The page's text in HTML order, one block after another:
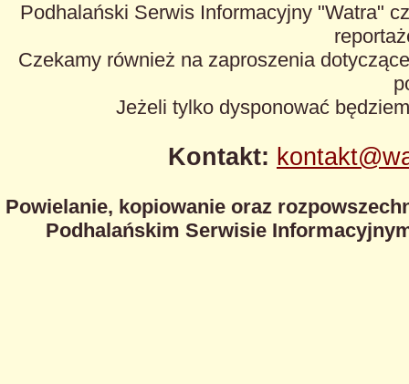
Podhalański Serwis Informacyjny "Watra"
Czekamy również na zaproszenia
Jeżeli tylko dysponować
Kontakt:
Powielanie, kopiowanie oraz
Podhalańskim Serwisie